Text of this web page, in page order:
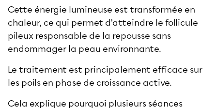
Cette énergie lumineuse est transformée en
chaleur, ce qui permet d’atteindre le follicule
pileux responsable de la repousse sans
endommager la peau environnante.
Le traitement est principalement efficace sur
les poils en phase de croissance active.
Cela explique pourquoi plusieurs séances